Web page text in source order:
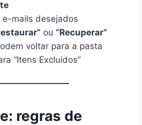
e-mails desejados
ou “Recuperar”
voltar para a pasta
“Itens Excluídos”
regras de